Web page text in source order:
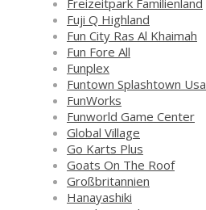
Freizeitpark Familienland
Fuji Q Highland
Fun City Ras Al Khaimah
Fun Fore All
Funplex
Funtown Splashtown Usa
FunWorks
Funworld Game Center
Global Village
Go Karts Plus
Goats On The Roof
Großbritannien
Hanayashiki